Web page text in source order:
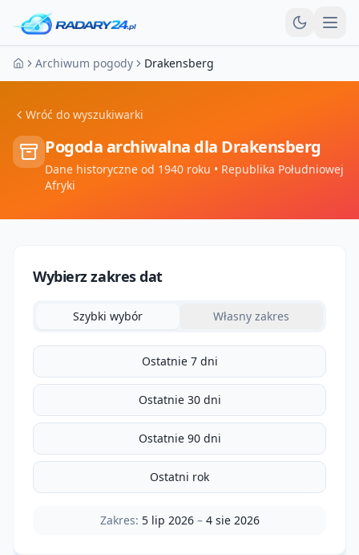
Strona główna
Archiwum pogody Drakensberg
Wróć do wyszukiwarki
Pogoda archiwalna dla Drakensberg
Dane historyczne od 1940 roku • Republika Południowej
Afryki
Wybierz zakres dat
Szybki wybór Własny zakres
Ostatnie 7 dni
Ostatnie 30 dni
Ostatnie 90 dni
Ostatni rok
Zakres: 5 lip 2026– 4 sie 2026